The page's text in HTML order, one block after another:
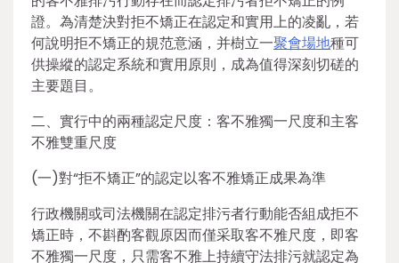
證。為清楚決對拒不矯正在認定和實用上的凌亂，若
何說明拒不矯正的規范意涵，并樹立一聚會場地種可
供操縱的認定系統和實用原則，成為值得深刻切磋的
主要題目。
二、實行中的兩種認定尺度：客不雅獨一尺度和主客
不雅雙重尺度
(一)對“拒不矯正”的認定以客不雅矯正成果為準
行政機關或司法機關在認定排污者行動能否組成拒不
矯正時，不斟酌客觀原因而僅采取客不雅尺度，即客
不雅獨一尺度，只需客不雅上持續守法排污就認定為